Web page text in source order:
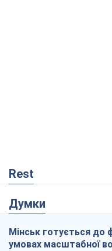
Rest
Думки
Мінськ готується до
умовах масштабної